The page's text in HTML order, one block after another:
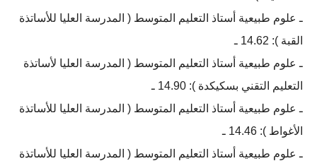
ـ علوم طبيعية أستاذ التعليم المتوسط ( المدرسة العليا للأساتذة
القبة ): 14.62 ـ
ـ علوم طبيعية أستاذ التعليم المتوسط ( المدرسة العليا لأساتذة
التعليم التقني بسكيكدة ): 14.90 ـ
ـ علوم طبيعية أستاذ التعليم المتوسط ( المدرسة العليا للأساتذة
الأغواط ): 14.46 ـ
ـ علوم طبيعية أستاذ التعليم المتوسط ( المدرسة العليا للأساتذة